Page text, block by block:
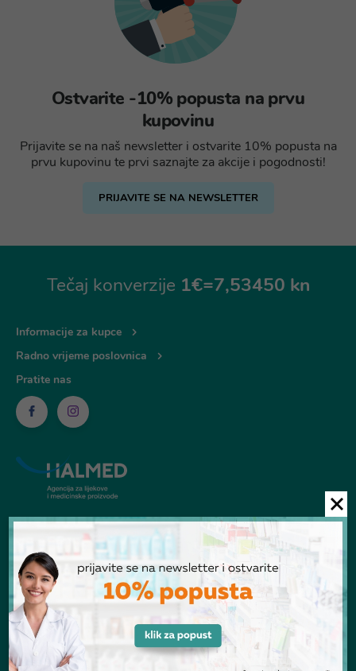
Ostvarite -10% popusta na prvu
kupovinu
Prijavite se na naš newsletter i ostvarite 10% popusta na
prvu kupovinu te prvi saznajte za akcije i pogodnosti!
PRIJAVITE SE NA NEWSLETTER
Tečaj konverzije 1€=7,53450 kn
Informacije za kupce
Radno vrijeme poslovnica
Pratite nas
© Ljekarna Talan 2026